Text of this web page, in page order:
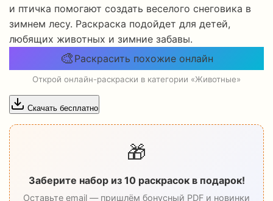
и птичка помогают создать веселого снеговика в
зимнем лесу. Раскраска подойдет для детей,
любящих животных и зимние забавы.
🎨 Раскрасить похожие онлайн
Открой онлайн-раскраски в категории «Животные»
Скачать бесплатно
🎁
Заберите набор из 10 раскрасок в подарок!
Оставьте email — пришлём бонусный PDF и новинки